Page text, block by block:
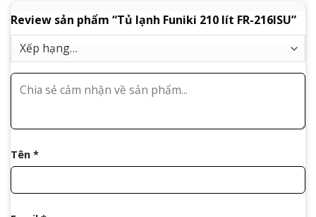
Review sản phẩm “Tủ lạnh Funiki 210 lít FR-216ISU”
Tên *